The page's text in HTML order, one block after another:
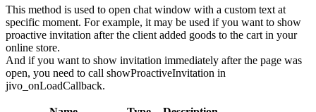
This method is used to open chat window with a custom text at
specific moment. For example, it may be used if you want to show
proactive invitation after the client added goods to the cart in your
online store.
And if you want to show invitation immediately after the page was
open, you need to call showProactiveInvitation in
jivo_onLoadCallback.